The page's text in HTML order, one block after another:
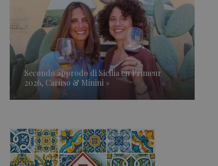
Secondo approdo di Sicilia en Primeur
2026, Caruso & Minini »